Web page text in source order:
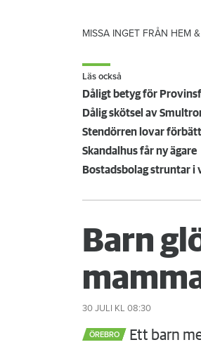
MISSA INGET FRÅN HEM
Läs också
Dåligt betyg för
Dålig skötsel av
Stendörren lovar
Skandalhus får ny ägare
Bostadsbolag struntar i
Barn
30 JULI KL 08:30
ÖREBRO
Ett barn